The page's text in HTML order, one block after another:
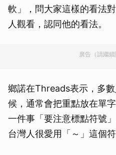
軟」，問大家這樣的看法
人觀看，認同他的看法。
廣告（請繼續
鄉諾在Threads表示，多
候，通常會把重點放在單
一件事「要注意標點符號
台灣人很愛用「～」這個